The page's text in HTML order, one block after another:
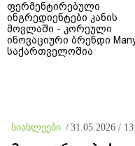
ფერმენტირებული
ინგრედიენტები კანის
მოვლაში - კორეული
ინოვაციური ბრენდი
საქართველოშია
სიახლეები / 31.05.2026 /